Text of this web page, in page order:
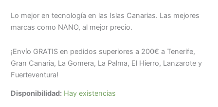
Lo mejor en tecnología en las Islas Canarias. Las mejores
marcas como NANO, al mejor precio.
¡Envío GRATIS en pedidos superiores a 200€ a Tenerife,
Gran Canaria, La Gomera, La Palma, El Hierro, Lanzarote y
Fuerteventura!
Disponibilidad: Hay existencias